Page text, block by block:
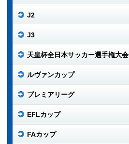
J2
J3
天皇杯全日本サッカー選手権大会
ルヴァンカップ
プレミアリーグ
EFLカップ
FAカップ